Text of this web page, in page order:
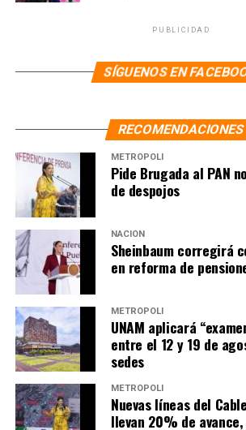
PUBLICIDAD
SÍGUENOS EN
RECOMENDACIONES
METRÓPOLI
Pide Brugada al PAN
de despojos
NACIÓN
Sheinbaum corregirá
en reforma de
METRÓPOLI
UNAM aplicará
entre el 12 y 19 de
sedes
METRÓPOLI
Nuevas líneas del
llevan 20% de